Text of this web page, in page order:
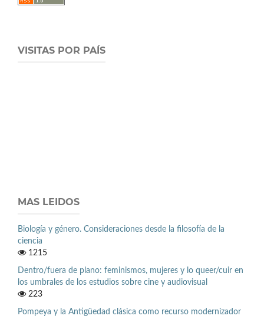
VISITAS POR PAÍS
MAS LEIDOS
Biología y género. Consideraciones desde la filosofía de la
ciencia
1215
Dentro/fuera de plano: feminismos, mujeres y lo queer/cuir en
los umbrales de los estudios sobre cine y audiovisual
223
Pompeya y la Antigüedad clásica como recurso modernizador